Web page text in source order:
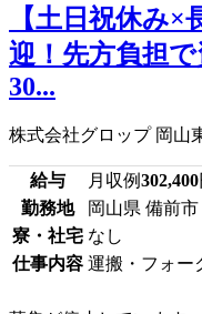
【土日祝休み
迎！先方負担
30...
株式会社グロップ 岡山
給与 月収例302,400
勤務地
岡山県 備前市
寮・社宅 なし
仕事内容 運搬・フォー